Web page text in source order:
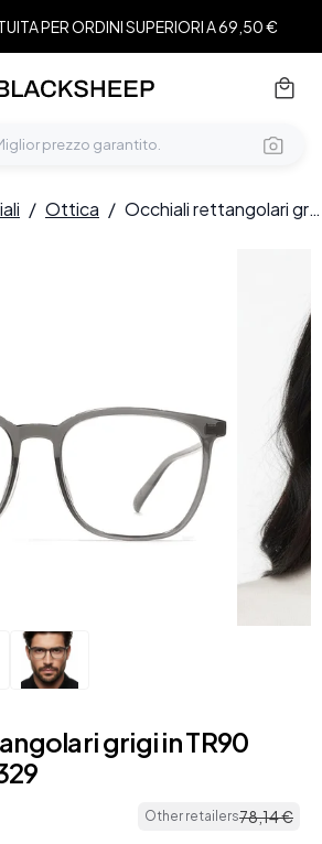
PER ORDINI SUPERIORI A 69,50 €
/ Ottica / Occhiali rettangolari grigi in TR90 #BS1924-0329
grigi in TR90
Other retailers78,14€